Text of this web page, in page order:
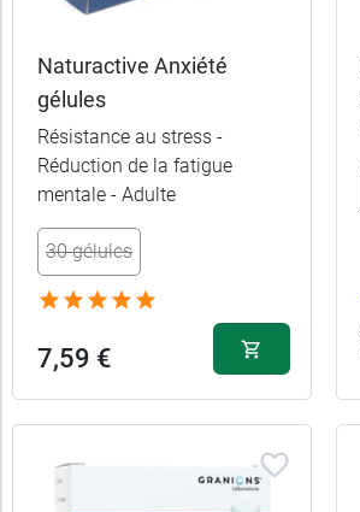
Femme
enceinte
Type
de
mélatonine
Naturactive Anxiété
gélules
Résistance au stress -
Réduction de la fatigue
mentale - Adulte
30 gélules
7,59 €